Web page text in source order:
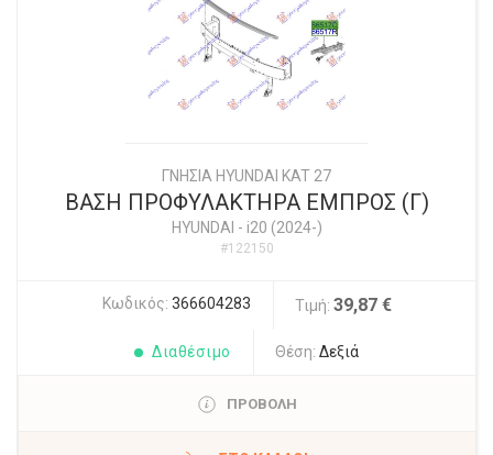
ΓΝΗΣΙΑ HYUNDAI KAT 27
ΒΑΣΗ ΠΡΟΦΥΛΑΚΤΗΡΑ ΕΜΠΡΟΣ (Γ)
HYUNDAI - i20 (2024-)
#122150
Κωδικός: 366604283 Τιμή: 39,87 €
Διαθέσιμο Θέση: Δεξιά
ΠΡΟΒΟΛΗ